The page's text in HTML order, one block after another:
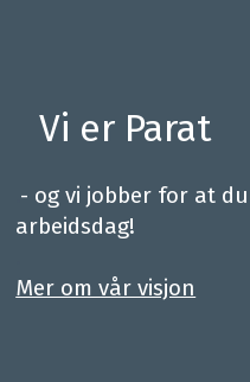
Vi er Parat
- og vi jobber for at
arbeidsdag!
Mer om vår visjon